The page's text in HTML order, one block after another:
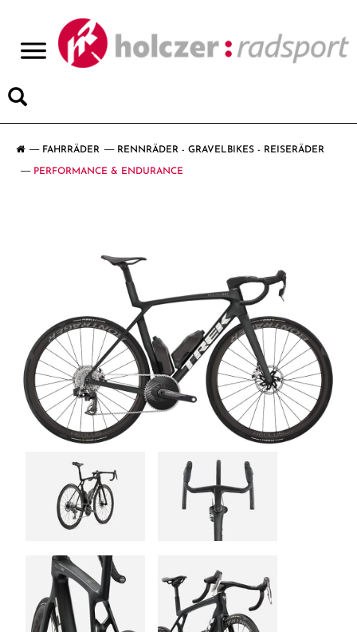
FAHRRÄDER RENNRÄDER - GRAVELBIKES - REISERÄDER
PERFORMANCE & ENDURANCE